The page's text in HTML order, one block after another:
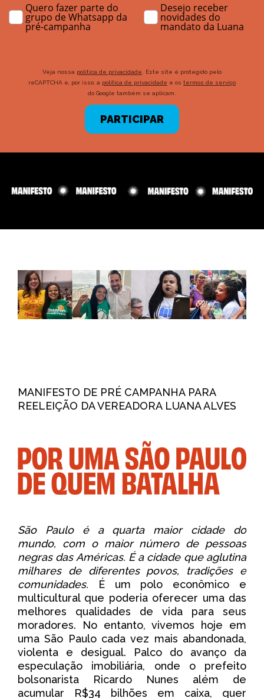
Quero fazer parte do
grupo de Whatsapp da
pré-campanha
Desejo receber
novidades do
mandato da Luana
Veja nossa política de privacidade . Este site é protegido pelo
reCAPTCHA e, por isso, a política de privacidade e os termos de serviço
do Google também se aplicam.
PARTICIPAR
MANIFESTO DE PRÉ CAMPANHA PARA
REELEIÇÃO DA VEREADORA LUANA ALVES
São Paulo é a quarta maior cidade do
mundo, com o maior número de pessoas
negras das Américas. É a cidade que aglutina
milhares de diferentes povos, tradições e
comunidades. É um polo econômico e
multicultural que poderia oferecer uma das
melhores qualidades de vida para seus
moradores. No entanto, vivemos hoje em
uma São Paulo cada vez mais abandonada,
violenta e desigual. Palco do avanço da
especulação imobiliária, onde o prefeito
bolsonarista Ricardo Nunes além de
acumular R$34 bilhões em caixa, quer